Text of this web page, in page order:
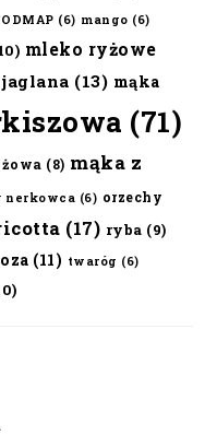
(6) mango (6)
mleko ryżowe
(13) mąka
(71)
(8) mąka z
nerkowca (6) orzechy
(17) ryba (9)
(11) twaróg (6)